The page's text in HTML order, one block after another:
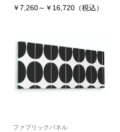
￥7,260～￥16,720（税込）
ファブリックパネル